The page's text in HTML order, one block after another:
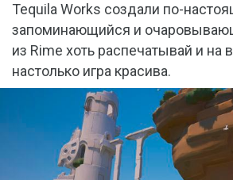
Tequila Works создали по-
запоминающийся и
из Rime хоть распечатывай и на
настолько игра красива.